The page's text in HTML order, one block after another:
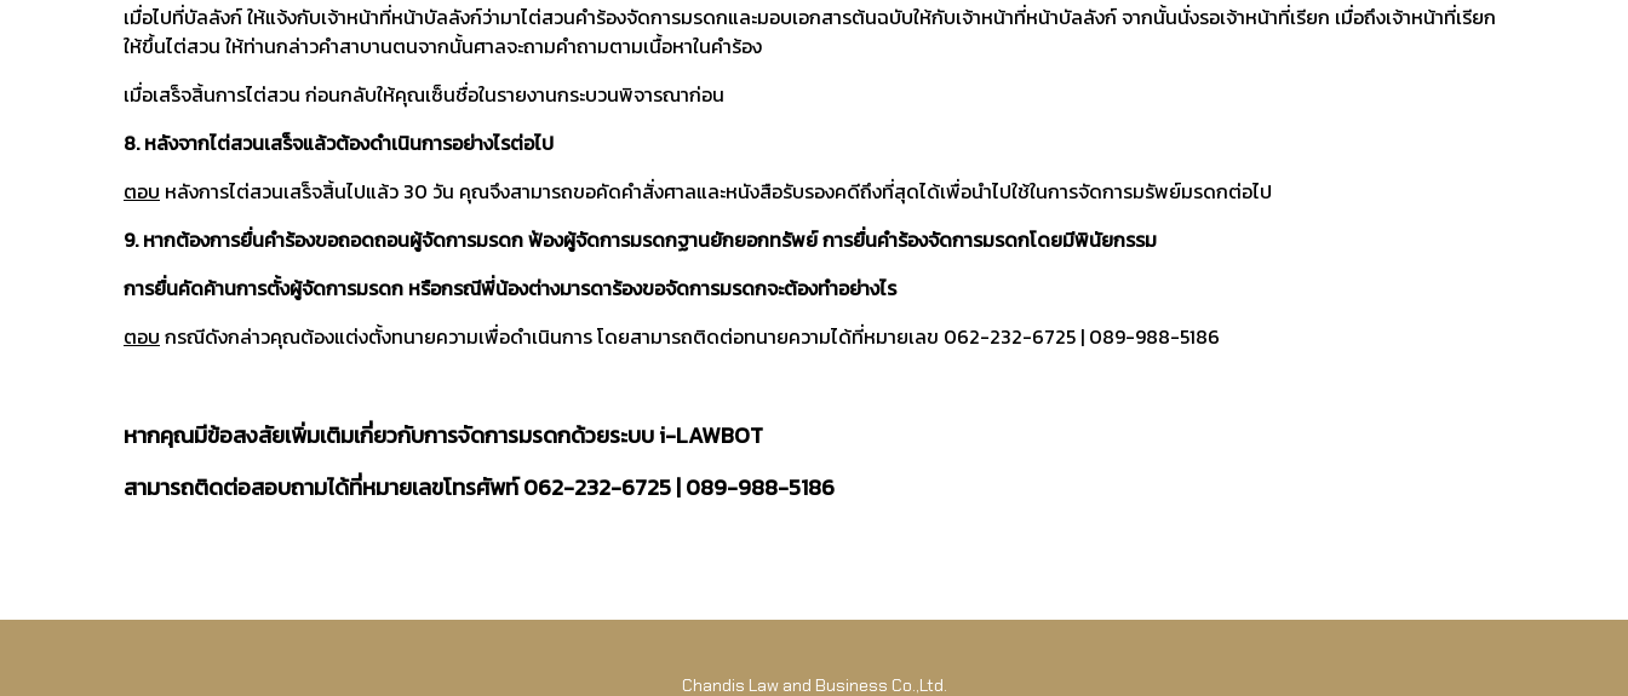
เมื่อไปที่บัลลังก์ ให้แจ้งกับเจ้าหน้าที่หน้าบัลลังก์ว่ามาไต่สวนคำร้องจัดการมรดกและมอบเอกสารต้นฉบับให้กับเจ้าหน้าที่หน้าบัลลังก์ จากนั้นนั่งรอเจ้าหน้าที่เรียก เมื่อถึงเจ้าหน้าที่เรียก
ให้ขึ้นไต่สวน ให้ท่านกล่าวคำสาบานตนจากนั้นศาลจะถามคำถามตามเนื้อหาในคำร้อง
เมื่อเสร็จสิ้นการไต่สวน ก่อนกลับให้คุณเซ็นชื่อในรายงานกระบวนพิจารณาก่อน
8. หลังจากไต่สวนเสร็จแล้วต้องดำเนินการอย่างไรต่อไป
ตอบ หลังการไต่สวนเสร็จสิ้นไปแล้ว 30 วัน คุณจึงสามารถขอคัดคำสั่งศาลและหนังสือรับรองคดีถึงที่สุดได้เพื่อนำไปใช้ในการจัดการมรัพย์มรดกต่อไป
9. หากต้องการยื่นคำร้องขอถอดถอนผู้จัดการมรดก ฟ้องผู้จัดการมรดกฐานยักยอกทรัพย์ การยื่นคำร้องจัดการมรดกโดยมีพินัยกรรม
การยื่นคัดค้านการตั้งผู้จัดการมรดก หรือกรณีพี่น้องต่างมารดาร้องขอจัดการมรดกจะต้องทำอย่างไร
ตอบ กรณีดังกล่าวคุณต้องแต่งตั้งทนายความเพื่อดำเนินการ โดยสามารถติดต่อทนายความได้ที่หมายเลข 062-232-6725 | 089-988-5186
หากคุณมีข้อสงสัยเพิ่มเติมเกี่ยวกับการจัดการมรดกด้วยระบบ i-LAWBOT
สามารถติดต่อสอบถามได้ที่หมายเลขโทรศัพท์ 062-232-6725 | 089-988-5186
Chandis Law and Business Co.,Ltd.